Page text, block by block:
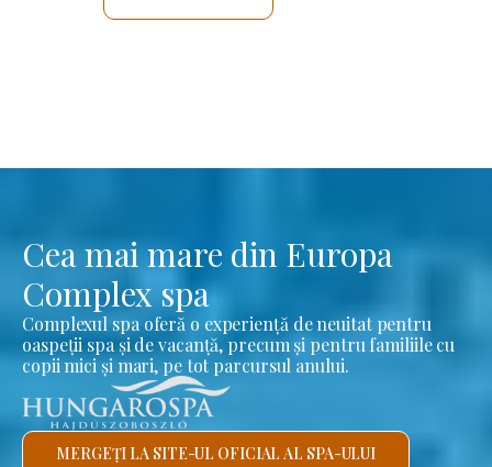
Cea mai mare din Europa
Complex spa
Complexul spa oferă o experiență de neuitat pentru
oaspeții spa și de vacanță, precum și pentru familiile cu
copii mici și mari, pe tot parcursul anului.
MERGEȚI LA SITE-UL OFICIAL AL SPA-ULUI